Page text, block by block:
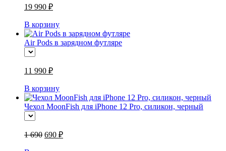
19 990 ₽
В корзину
Air Pods в зарядном футляре
11 990 ₽
В корзину
Чехол MoonFish для iPhone 12 Pro, силикон, черный
1 690 690 ₽